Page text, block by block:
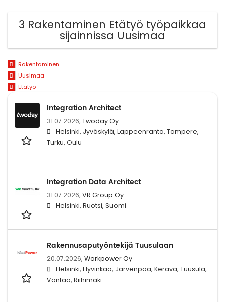
3 Rakentaminen Etätyö työpaikkaa
sijainnissa Uusimaa
Rakentaminen
Uusimaa
Etätyö
Integration Architect
31.07.2026, Twoday Oy
Helsinki, Jyväskylä, Lappeenranta, Tampere,
Turku, Oulu
Integration Data Architect
31.07.2026, VR Group Oy
Helsinki, Ruotsi, Suomi
Rakennusaputyöntekijä Tuusulaan
20.07.2026, Workpower Oy
Helsinki, Hyvinkää, Järvenpää, Kerava, Tuusula,
Vantaa, Riihimäki